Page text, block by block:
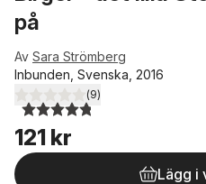
på
Av Sara Strömberg
Inbunden, Svenska, 2016
4,8utav 5 stjärnor. Totalt antal
(9)
121 kr
Lägg i